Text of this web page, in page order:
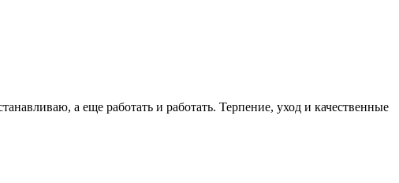
а еще работать и работать. Терпение, уход и качественные